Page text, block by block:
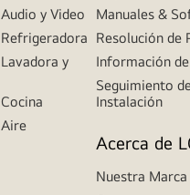
y Video
y
Manuales &
Resolución de
Información
Seguimiento
Instalación
Acerca de
Nuestra Marca